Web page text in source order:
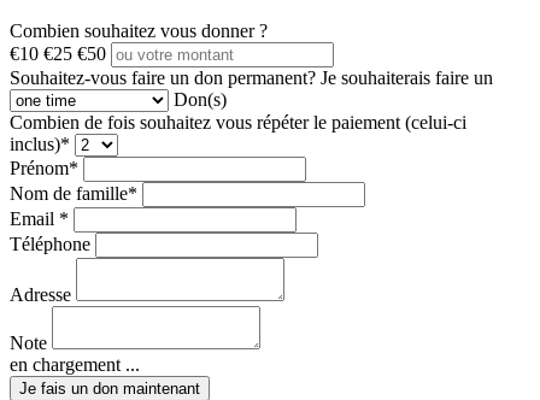
Combien souhaitez vous donner ?
€10 €25 €50
Souhaitez-vous faire un don permanent? Je souhaiterais faire un
Don(s)
Combien de fois souhaitez vous répéter le paiement (celui-ci
inclus)*
Prénom*
Nom de famille*
Email *
Téléphone
Adresse
Note
en chargement ...